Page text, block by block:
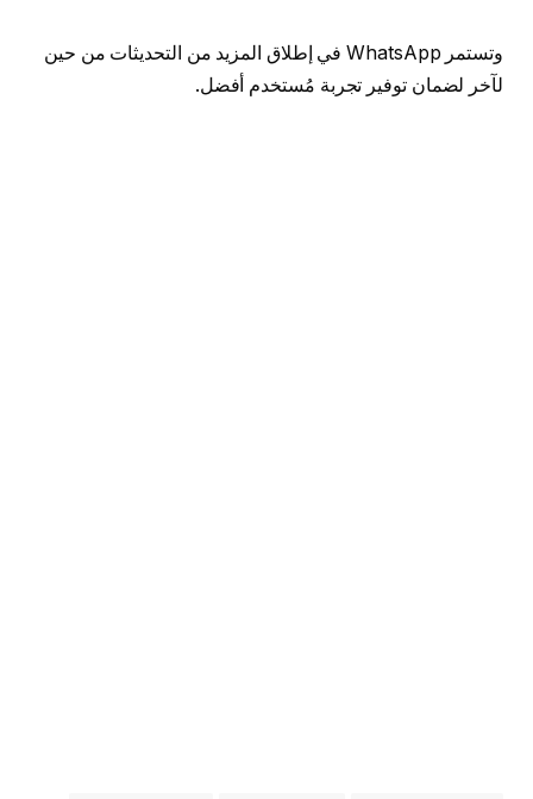
وتستمر WhatsApp في إطلاق المزيد من التحديثات من حين
لآخر لضمان توفير تجربة مُستخدم أفضل.